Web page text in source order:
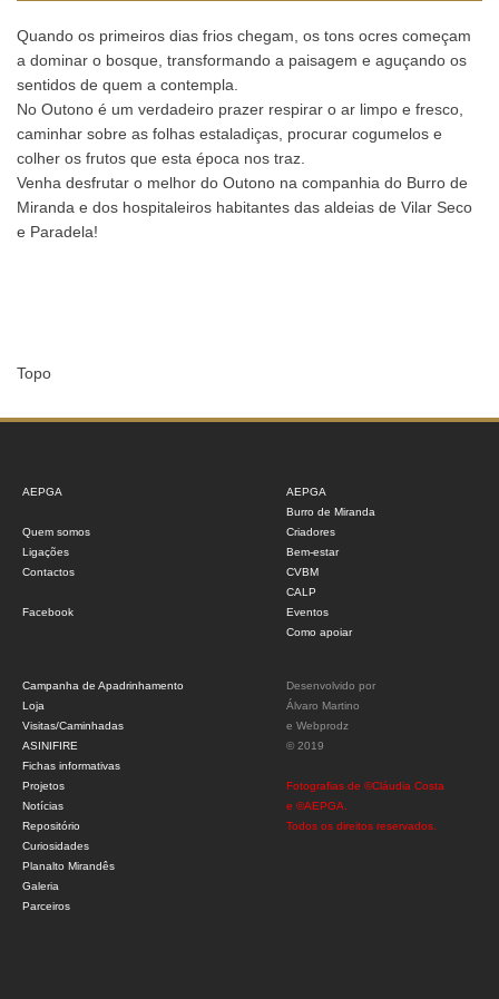
Quando os primeiros dias frios chegam, os tons ocres começam
a dominar o bosque, transformando a paisagem e aguçando os
sentidos de quem a contempla.
No Outono é um verdadeiro prazer respirar o ar limpo e fresco,
caminhar sobre as folhas estaladiças, procurar cogumelos e
colher os frutos que esta época nos traz.
Venha desfrutar o melhor do Outono na companhia do Burro de
Miranda e dos hospitaleiros habitantes das aldeias de Vilar Seco
e Paradela!
Topo
AEPGA
Quem somos
Ligações
Contactos
Facebook
AEPGA
Burro de Miranda
Criadores
Bem-estar
CVBM
CALP
Eventos
Como apoiar
Campanha de Apadrinhamento
Loja
Visitas/Caminhadas
ASINIFIRE
Fichas informativas
Projetos
Notícias
Repositório
Curiosidades
Planalto Mirandês
Galeria
Parceiros
Desenvolvido por
Álvaro Martino
e Webprodz
© 2019
Fotografias de ©Cláudia Costa
e ©AEPGA.
Todos os direitos reservados.